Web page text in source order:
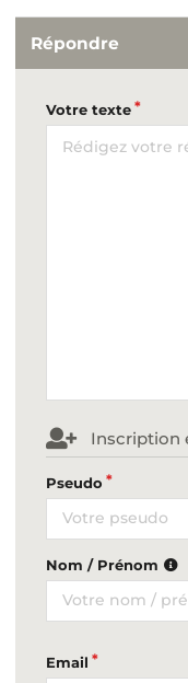
Répondre
Votre texte
Inscription
Pseudo
Nom / Prénom
Email